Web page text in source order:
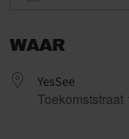
WAAR
YesSee
Toekomststraat